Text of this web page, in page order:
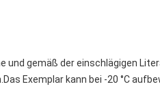
und gemäß der einschlägigen
Exemplar kann bei -20 °C